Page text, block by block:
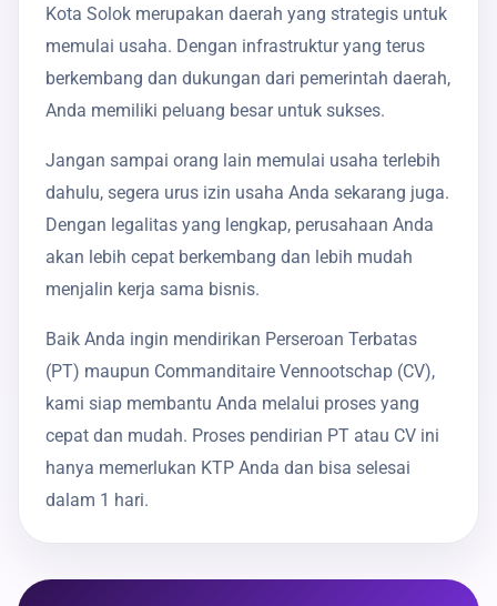
Kota Solok merupakan daerah yang strategis untuk
memulai usaha. Dengan infrastruktur yang terus
berkembang dan dukungan dari pemerintah daerah,
Anda memiliki peluang besar untuk sukses.
Jangan sampai orang lain memulai usaha terlebih
dahulu, segera urus izin usaha Anda sekarang juga.
Dengan legalitas yang lengkap, perusahaan Anda
akan lebih cepat berkembang dan lebih mudah
menjalin kerja sama bisnis.
Baik Anda ingin mendirikan Perseroan Terbatas
(PT) maupun Commanditaire Vennootschap (CV),
kami siap membantu Anda melalui proses yang
cepat dan mudah. Proses pendirian PT atau CV ini
hanya memerlukan KTP Anda dan bisa selesai
dalam 1 hari.